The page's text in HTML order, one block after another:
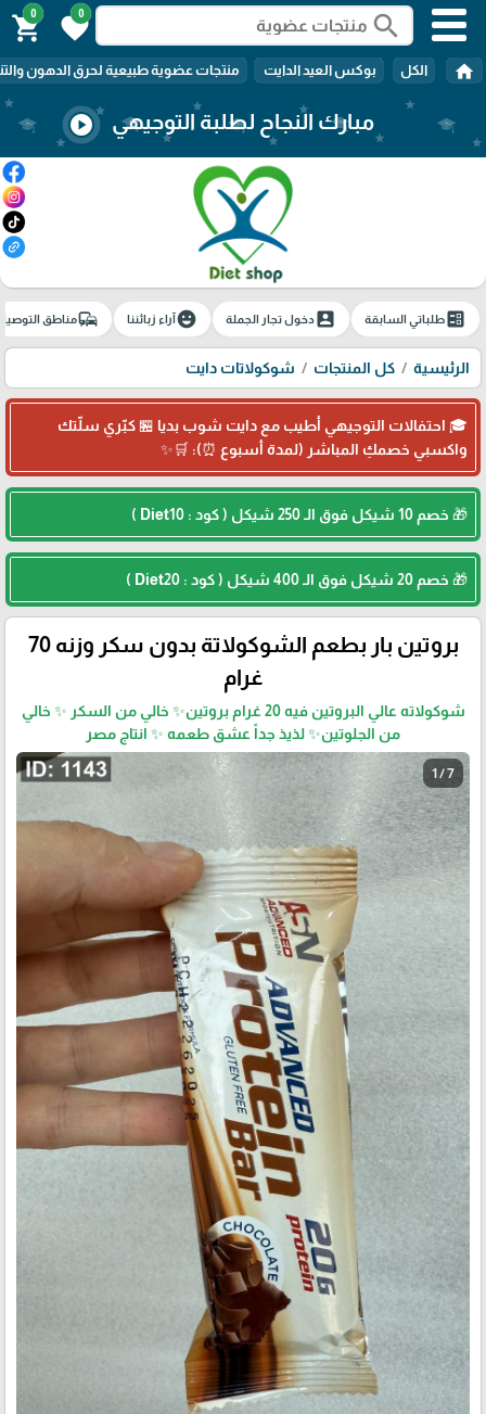
search
0
favorite
0
shopping_cart
home الكل بوكس العيد الدايت منتجات عضوية طبيعية لحرق الدهون
مبارك النجاح لطلبة التوجيهي play_circle
ballotطلباتي السابقة account_boxدخول تجار الجملة emoji_emotionsآراء زبائننا commuteمناطق
الرئيسية كل المنتجات شوكولاتات دايت
🎓 احتفالات التوجيهي أطيب مع دايت شوب بديا 🏪 كبّري سلّتك
واكسبي خصمكِ المباشر (لمدة أسبوع ⏰): 🛒✨
🎁 خصم 10 شيكل فوق الـ 250 شيكل ( كود : Diet10 )
🎁 خصم 20 شيكل فوق الـ 400 شيكل ( كود : Diet20 )
بروتين بار بطعم الشوكولاتة بدون سكر وزنه 70
غرام
شوكولاته عالي البروتين فيه 20 غرام بروتين✨ خالي من السكر ✨ خالي
من الجلوتين✨ لذيذ جداً عشق طعمه ✨ انتاج مصر
1 / 7